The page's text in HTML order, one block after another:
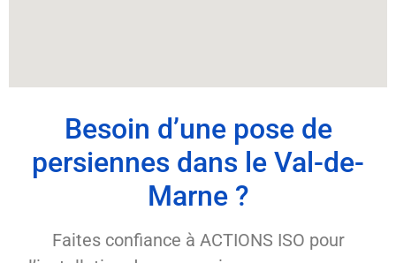
Besoin d’une pose de
persiennes dans le Val-de-
Marne ?
Faites confiance à ACTIONS ISO pour